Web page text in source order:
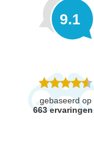
9.1
gebaseerd op
663 ervaringen